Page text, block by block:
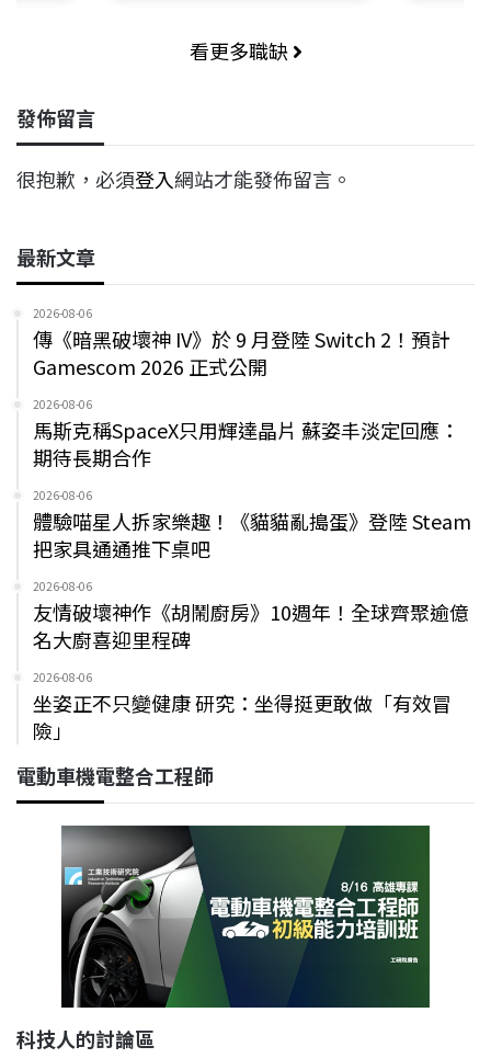
看更多職缺
發佈留言
很抱歉，必須登入網站才能發佈留言。
最新文章
2026-08-06
傳《暗黑破壞神 IV》於 9 月登陸 Switch 2！預計
Gamescom 2026 正式公開
2026-08-06
馬斯克稱SpaceX只用輝達晶片 蘇姿丰淡定回應：
期待長期合作
2026-08-06
體驗喵星人拆家樂趣！《貓貓亂搗蛋》登陸 Steam
把家具通通推下桌吧
2026-08-06
友情破壞神作《胡鬧廚房》10週年！全球齊聚逾億
名大廚喜迎里程碑
2026-08-06
坐姿正不只變健康 研究：坐得挺更敢做「有效冒
險」
電動車機電整合工程師
科技人的討論區